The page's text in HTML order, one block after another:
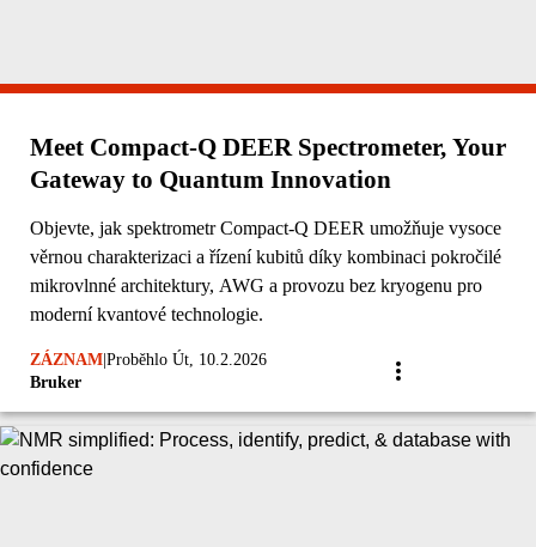
Meet Compact-Q DEER Spectrometer, Your
Gateway to Quantum Innovation
Objevte, jak spektrometr Compact-Q DEER umožňuje vysoce
věrnou charakterizaci a řízení kubitů díky kombinaci pokročilé
mikrovlnné architektury, AWG a provozu bez kryogenu pro
moderní kvantové technologie.
ZÁZNAM Proběhlo Út, 10.2.2026
Bruker